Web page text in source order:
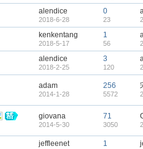
alendice
2018-6-28
0
23
kenkentang
2018-5-17
1
56
alendice
2018-2-25
3
120
adam
2014-1-28
256
5572
giovana
2014-5-30
71
3050
jeffleenet 1